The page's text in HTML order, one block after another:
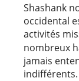
Shashank
occidental
activités
nombreux
jamais